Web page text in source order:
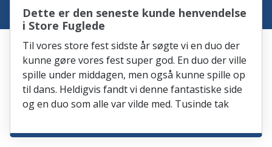
Dette er den seneste kunde henvendelse
i Store Fuglede
Til vores store fest sidste år søgte vi en duo der
kunne gøre vores fest super god. En duo der ville
spille under middagen, men også kunne spille op
til dans. Heldigvis fandt vi denne fantastiske side
og en duo som alle var vilde med. Tusinde tak